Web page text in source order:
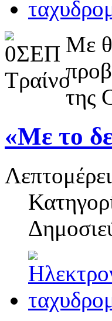
Με
της
«Με το